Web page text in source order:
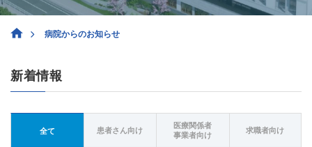
病院からのお知らせ
新着情報
全て 患者さん向け
医療関係者
事業者向け
求職者向け